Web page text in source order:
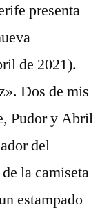
presenta
de 2021).
Dos de mis
Pudor y Abril
del
la camiseta
estampado